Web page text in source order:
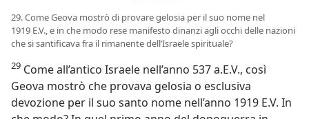
29. Come Geova mostrò di provare gelosia per il suo nome nel
1919 E.V., e in che modo rese manifesto dinanzi agli occhi delle nazioni
che si santificava fra il rimanente dell’Israele spirituale?
29 Come all’antico Israele nell’anno 537 a.E.V., così
Geova mostrò che provava gelosia o esclusiva
devozione per il suo santo nome nell’anno 1919 E.V. In